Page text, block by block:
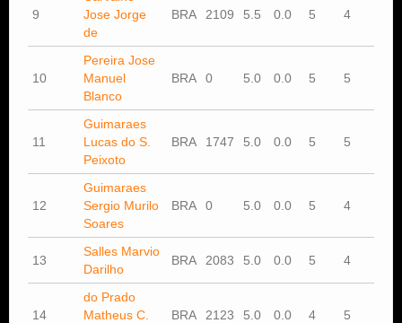
9
Jose Jorge
de
BRA 2109 5.5 0.0 5 4
10
Pereira Jose
Manuel
Blanco
BRA 0 5.0 0.0 5 5
11
Guimaraes
Lucas do S.
Peixoto
BRA 1747 5.0 0.0 5 5
12
Guimaraes
Sergio Murilo
Soares
BRA 0 5.0 0.0 5 4
13
Salles Marvio
Darilho
BRA 2083 5.0 0.0 5 4
14
do Prado
Matheus C.
BRA 2123 5.0 0.0 4 5